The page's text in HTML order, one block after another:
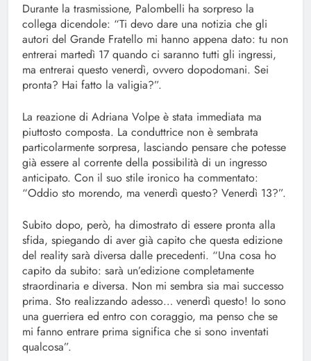
Durante la trasmissione, Palombelli ha sorpreso la
collega dicendole: “Ti devo dare una notizia che gli
autori del Grande Fratello mi hanno appena dato: tu non
entrerai martedì 17 quando ci saranno tutti gli ingressi,
ma entrerai questo venerdì, ovvero dopodomani. Sei
pronta? Hai fatto la valigia?”.
La reazione di Adriana Volpe è stata immediata ma
piuttosto composta. La conduttrice non è sembrata
particolarmente sorpresa, lasciando pensare che potesse
già essere al corrente della possibilità di un ingresso
anticipato. Con il suo stile ironico ha commentato:
“Oddio sto morendo, ma venerdì questo? Venerdì 13?”.
Subito dopo, però, ha dimostrato di essere pronta alla
sfida, spiegando di aver già capito che questa edizione
del reality sarà diversa dalle precedenti. “Una cosa ho
capito da subito: sarà un’edizione completamente
straordinaria e diversa. Non mi sembra sia mai successo
prima. Sto realizzando adesso… venerdì questo! Io sono
una guerriera ed entro con coraggio, ma penso che se
mi fanno entrare prima significa che si sono inventati
qualcosa”.